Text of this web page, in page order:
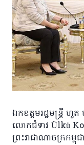
ឯកឧត្តមរដ្ឋមន្រ្តី ហួ
លោកជំទាវ Ülkü
ព្រះរាជាណាចក្រកម្ពុជា